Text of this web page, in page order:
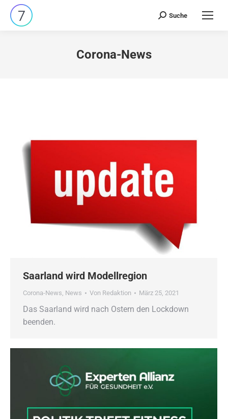
Search:
Suche
Corona-News
Saarland wird Modellregion
Corona-News News Von Redaktion März 25, 2021
Das Saarland wird nach Ostern den Lockdown
beenden.